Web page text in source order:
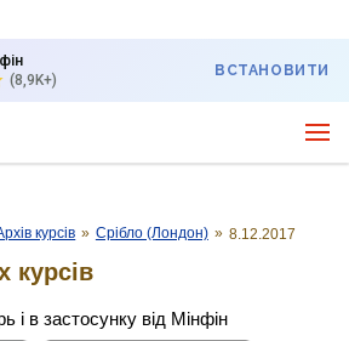
(8,9K+)
ВСТАНОВИТИ
курсів » Срібло (Лондон) » 8.12.2017
курсів
і в застосунку від Мінфін